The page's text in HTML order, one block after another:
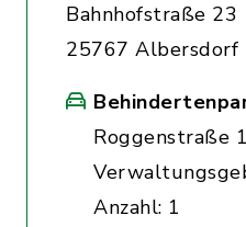
Bahnhofstraße 23
25767 Albersdorf
Roggenstraße
Anzahl: 1